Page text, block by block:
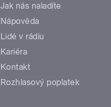
Jak nás naladíte
Nápověda
Lidé v rádiu
Kariéra
Kontakt
Rozhlasový poplatek